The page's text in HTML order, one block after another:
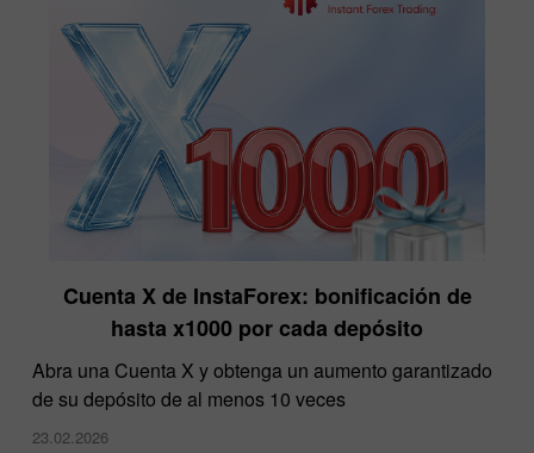
Cuenta X de InstaForex: bonificación de
hasta x1000 por cada depósito
Abra una Cuenta X y obtenga un aumento garantizado
de su depósito de al menos 10 veces
23.02.2026